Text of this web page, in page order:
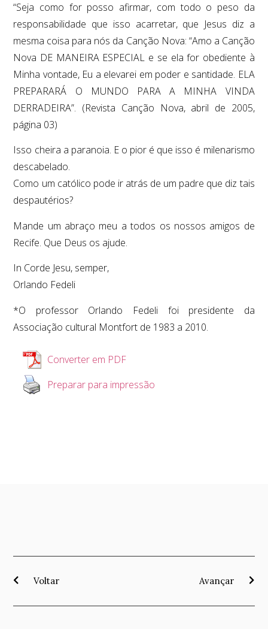
“Seja como for posso afirmar, com todo o peso da
responsabilidade que isso acarretar, que Jesus diz a
mesma coisa para nós da Canção Nova: “Amo a Canção
Nova DE MANEIRA ESPECIAL e se ela for obediente à
Minha vontade, Eu a elevarei em poder e santidade. ELA
PREPARARÁ O MUNDO PARA A MINHA VINDA
DERRADEIRA”. (Revista Canção Nova, abril de 2005,
página 03)
Isso cheira a paranoia. E o pior é que isso é milenarismo
descabelado.
Como um católico pode ir atrás de um padre que diz tais
despautérios?
Mande um abraço meu a todos os nossos amigos de
Recife. Que Deus os ajude.
In Corde Jesu, semper,
Orlando Fedeli
*O professor Orlando Fedeli foi presidente da
Associação cultural Montfort de 1983 a 2010.
Converter em PDF
Preparar para impressão
Voltar Avançar